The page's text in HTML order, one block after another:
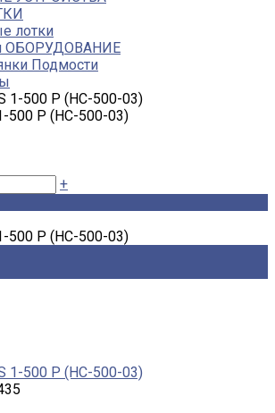
лотки
ОБОРУДОВАНИЕ
Подмости
500 Р (НС-500-03)
+
500 Р (НС-500-03)